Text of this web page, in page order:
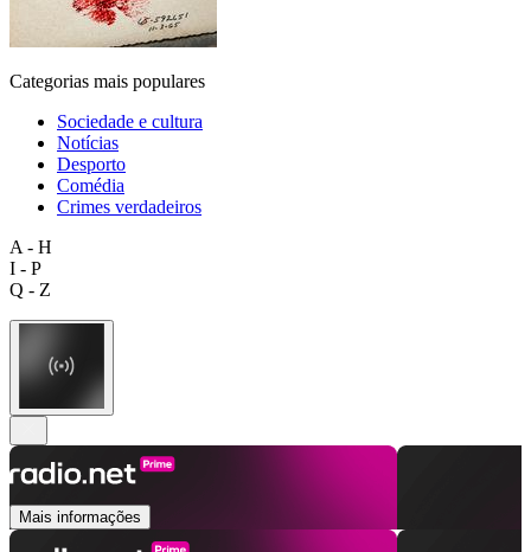
Categorias mais populares
Sociedade e cultura
Notícias
Desporto
Comédia
Crimes verdadeiros
A - H
I - P
Q - Z
Mais informações